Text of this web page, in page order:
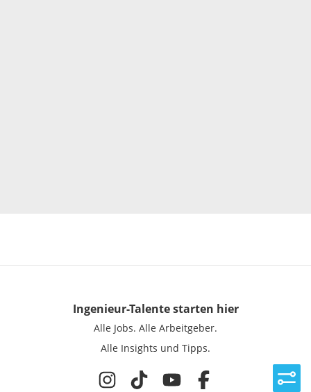
Ingenieur-Talentestarten hier
Alle Jobs. Alle Arbeitgeber.
Alle Insights und Tipps.